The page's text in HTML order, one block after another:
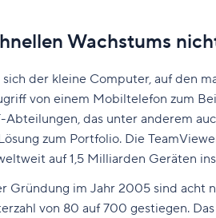
Wachstums
der kleine Computer, auf den
von einem Mobiltelefon zum
das unter anderem
zum Portfolio. Die
auf 1,5 Milliarden Geräten
im Jahr 2005 sind acht
von 80 auf 700 gestiegen.